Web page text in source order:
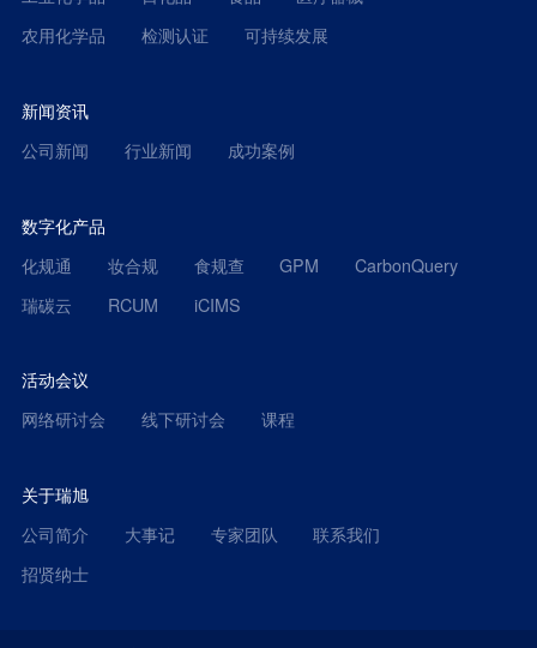
农用化学品
检测认证 可持续发展
新闻资讯
公司新闻
行业新闻 成功案例
数字化产品
化规通
妆合规 食规查 GPM
CarbonQuery
瑞碳云
RCUM iCIMS
活动会议
网络研讨会
线下研讨会 课程
关于瑞旭
公司简介
大事记 专家团队
联系我们
招贤纳士